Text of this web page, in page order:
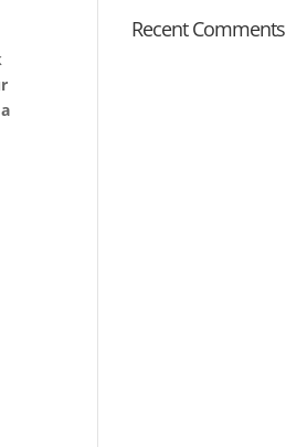
Recent Comments